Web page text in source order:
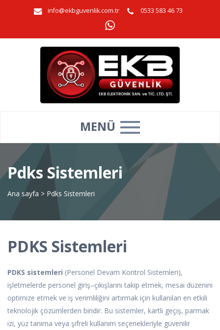
info@ekbguvenlik.com.tr 0533 583 46 73
MENÜ
Pdks Sistemleri
Ana sayfa > Pdks Sistemleri
PDKS Sistemleri
PDKS sistemleri (Personel Devam Kontrol Sistemleri),
işletmelerde personel giriş–çıkışlarını takip etmek, mesai düzenini
optimize etmek ve iş verimliliğini artırmak için kullanılan en etkili
teknolojik çözümlerden biridir. Bu sistemler, kartlı geçiş, parmak
izi, yüz tanıma veya şifreli kullanım seçenekleriyle güvenilir